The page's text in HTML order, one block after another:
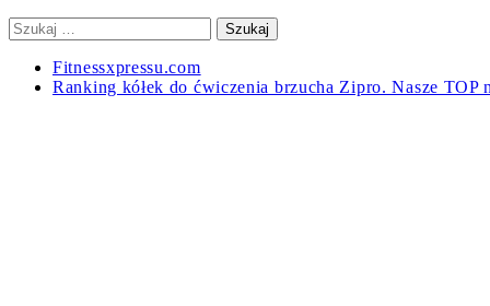
Szukaj:
Fitnessxpressu.com
Ranking kółek do ćwiczenia brzucha Zipro. Nasze TOP